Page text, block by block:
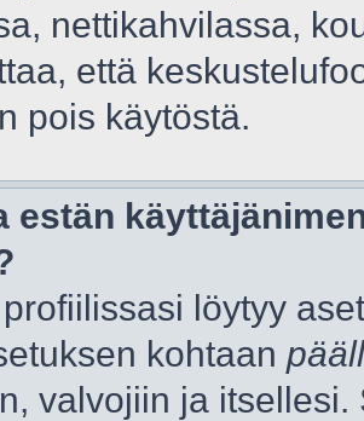
nettikahvilassa,
että
pois käytöstä.
estän
löytyy
kohtaan
valvojiin ja